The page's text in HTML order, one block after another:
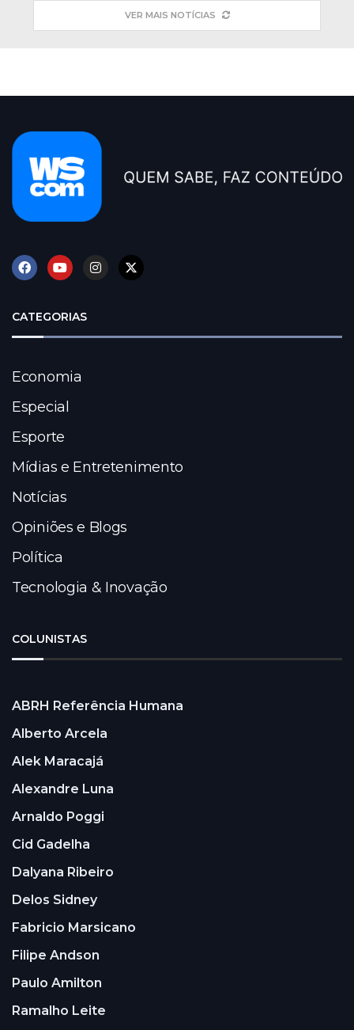
VER MAIS NOTÍCIAS
CATEGORIAS
Economia
Especial
Esporte
Mídias e Entretenimento
Notícias
Opiniões e Blogs
Política
Tecnologia & Inovação
COLUNISTAS
ABRH Referência Humana
Alberto Arcela
Alek Maracajá
Alexandre Luna
Arnaldo Poggi
Cid Gadelha
Dalyana Ribeiro
Delos Sidney
Fabricio Marsicano
Filipe Andson
Paulo Amilton
Ramalho Leite